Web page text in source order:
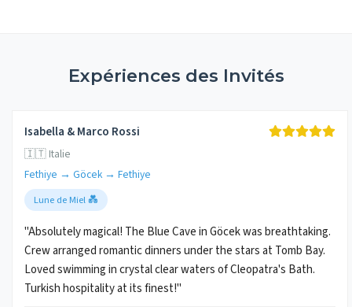
Expériences des Invités
Isabella & Marco Rossi
🇮🇹 Italie
Fethiye → Göcek → Fethiye
Lune de Miel 💑
"Absolutely magical! The Blue Cave in Göcek was breathtaking.
Crew arranged romantic dinners under the stars at Tomb Bay.
Loved swimming in crystal clear waters of Cleopatra's Bath.
Turkish hospitality at its finest!"